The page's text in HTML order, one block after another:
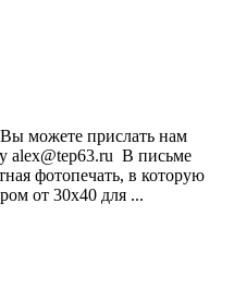
можете прислать нам
alex@tep63.ru В письме
фотопечать, в которую
от 30х40 для ...